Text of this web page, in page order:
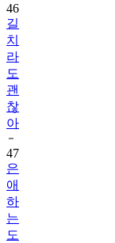
46
길
치
라
도
괜
찮
아
47
은
애
하
는
도